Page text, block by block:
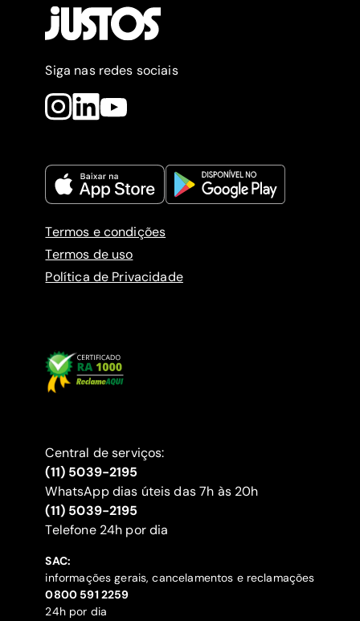
Siga nas redes sociais
Termos e condições
Termos de uso
Política de Privacidade
Central de serviços:
(11) 5039-2195
WhatsApp dias úteis das 7h às 20h
(11) 5039-2195
‍Telefone 24h por dia
SAC:
informações gerais, cancelamentos e reclamações
‍0800 591 2259
24h por dia